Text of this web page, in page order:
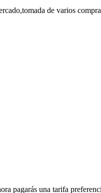
de varios
pagarás una tarifa